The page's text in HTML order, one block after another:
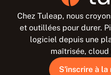
Chez Tuleap, nous
et outillées pour durer.
logiciel depuis une
maîtrisée, cloud
S'inscrire à